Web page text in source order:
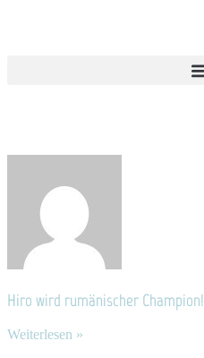
Hiro wird rumänischer Champion!
Weiterlesen »